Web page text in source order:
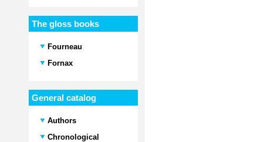
The gloss books
Fourneau
Fornax
General catalog
Authors
Chronological